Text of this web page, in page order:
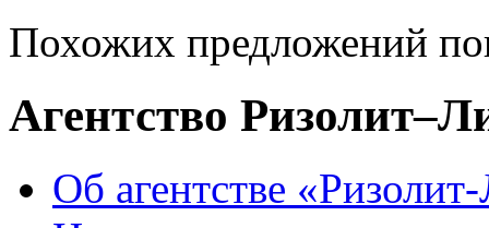
Похожих предложений
Агентство
Об агентстве